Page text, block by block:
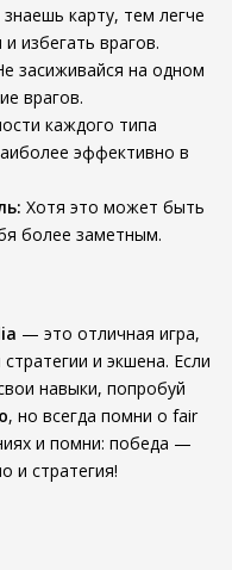
карту, тем легче
избегать врагов.
засиживайся на одном
врагов.
каждого типа
эффективно в
Хотя это может быть
более заметным.
— это отличная игра,
и экшена. Если
навыки, попробуй
, но всегда помни о fair
и помни: победа —
и стратегия!